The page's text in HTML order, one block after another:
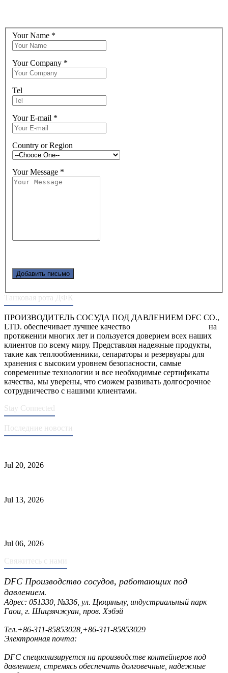
Your Name *
Your Company *
Tel
Your E-mail *
Country or Region
Your Message *
Добавить письмо
Танковая рота ДФК
ПРОИЗВОДИТЕЛЬ СОСУДА ПОД ДАВЛЕНИЕМ DFC CO.,
LTD. обеспечивает лучшее качество
на
протяжении многих лет и пользуется доверием всех наших
клиентов по всему миру. Представляя надежные продукты,
такие как теплообменники, сепараторы и резервуары для
хранения с высоким уровнем безопасности, самые
современные технологии и все необходимые сертификаты
качества, мы уверены, что сможем развивать долгосрочное
сотрудничество с нашими клиентами.
Stay Connected
Последние новости
Jul 20, 2026
Jul 13, 2026
Jul 06, 2026
Свяжитесь с нами
DFC Производство сосудов, работающих под
давлением.
Адрес: 051330, №336, ул. Цюцяньлу, индустриальный парк
Гаои, г. Шицзячжуан, пров. Хэбэй
Тел.+86-311-85853028,+86-311-85853029
Электронная почта:
DFC специализируется на производстве контейнеров под
давлением, стремясь обеспечить долговечные, надежные